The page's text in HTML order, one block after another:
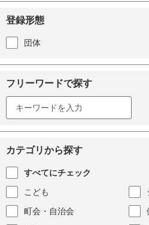
登録形態
団体
フリーワードで探す
カテゴリから探す
すべてにチェック
こども
町会・自治会